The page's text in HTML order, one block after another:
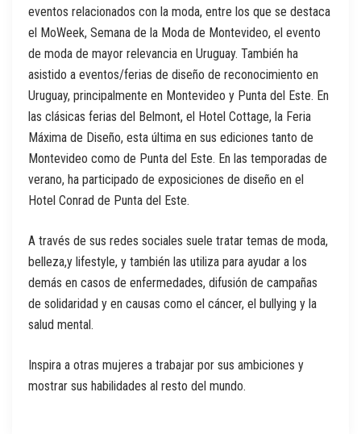
eventos relacionados con la moda, entre los que se destaca
el MoWeek, Semana de la Moda de Montevideo, el evento
de moda de mayor relevancia en Uruguay. También ha
asistido a eventos/ferias de diseño de reconocimiento en
Uruguay, principalmente en Montevideo y Punta del Este. En
las clásicas ferias del Belmont, el Hotel Cottage, la Feria
Máxima de Diseño, esta última en sus ediciones tanto de
Montevideo como de Punta del Este. En las temporadas de
verano, ha participado de exposiciones de diseño en el
Hotel Conrad de Punta del Este.
A través de sus redes sociales suele tratar temas de moda,
belleza,y lifestyle, y también las utiliza para ayudar a los
demás en casos de enfermedades, difusión de campañas
de solidaridad y en causas como el cáncer, el bullying y la
salud mental.
Inspira a otras mujeres a trabajar por sus ambiciones y
mostrar sus habilidades al resto del mundo.